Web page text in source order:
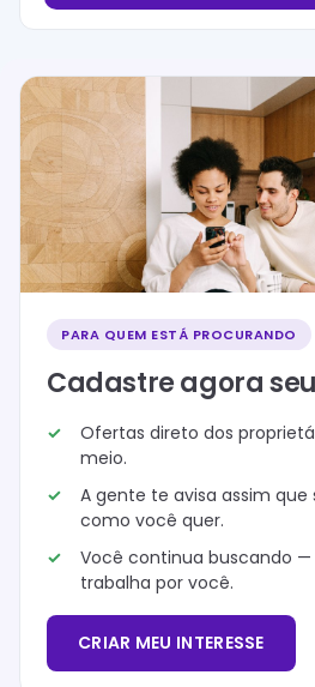
PARA QUEM ESTÁ PROCURANDO
Cadastre agora
Ofertas direto dos
meio.
A gente te avisa assim que
como você quer.
Você continua buscando —
trabalha por você.
CRIAR MEU INTERESSE